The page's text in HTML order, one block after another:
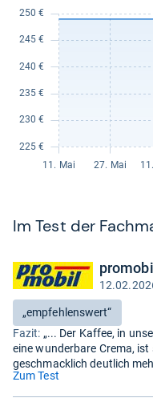
Im Test der
promobil
Test
auf
Deutsch
Bewertung:
„empfehlenswert“
Fazit: „... Der Kaffee, in
eine wunderbare Crema,
geschmacklich deutlich
Zum Test(öffnet